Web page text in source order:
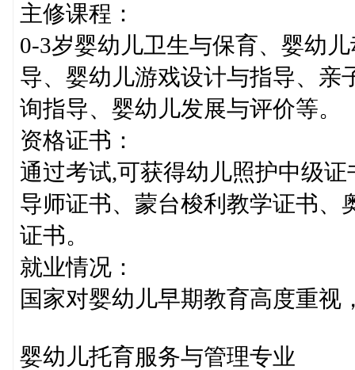
主修课程：
0-3岁婴幼儿卫生与保育、婴幼
导、婴幼儿游戏设计与指导、亲
询指导、婴幼儿发展与评价等。
资格证书：
通过考试,可获得幼儿照护中级
导师证书、蒙台梭利教学证书、
证书。
就业情况：
国家对婴幼儿早期教育高度重视
婴幼儿托育服务与管理专业